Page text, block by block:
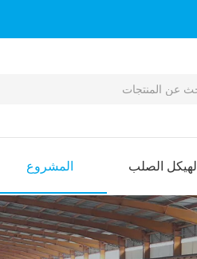
الهيكل الصلب المشروع